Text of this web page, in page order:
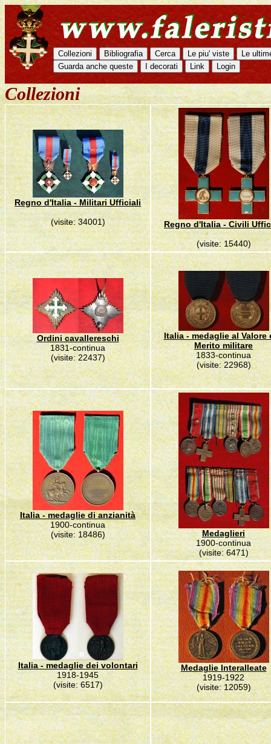
Collezioni
Regno d'Italia - Militari Ufficiali
(visite: 34001)
Regno d'Italia - Civili
(visite: 15440)
Ordini cavallereschi
1831-continua
(visite: 22437)
Italia - medaglie al Valore
Merito militare
1833-continua
(visite: 22968)
Italia - medaglie di anzianità
1900-continua
(visite: 18486)
Medaglieri
1900-continua
(visite: 6471)
Italia - medaglie dei volontari
1918-1945
(visite: 6517)
Medaglie Interalleate
1919-1922
(visite: 12059)